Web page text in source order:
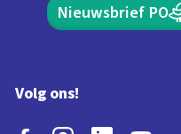
Nieuwsbrief PO
Volg ons!